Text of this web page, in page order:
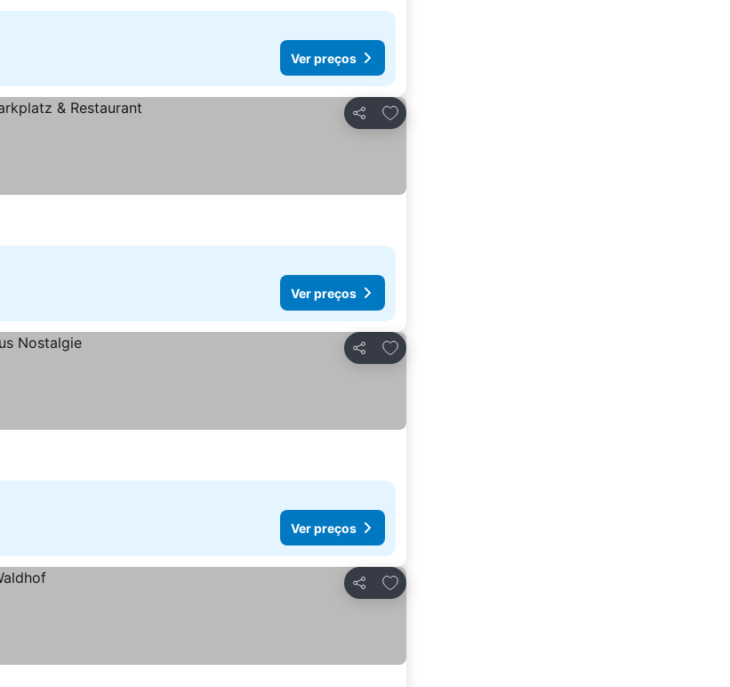
Ver preços
Partilhar
Adicionar aos favoritos
Ver preços
Partilhar
Adicionar aos favoritos
Ver preços
Partilhar
Adicionar aos favoritos